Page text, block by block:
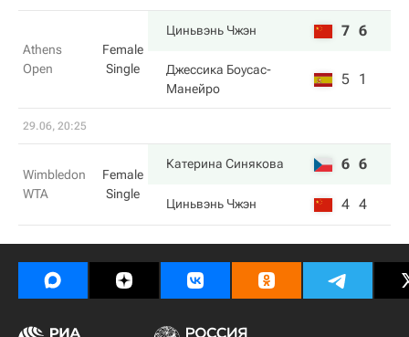
Athens
Open
Female
Single
Циньвэнь Чжэн 7 6
Джессика Боусас-
Манейро
5 1
29.06, 20:25
Wimbledon
WTA
Female
Single
Катерина Синякова 6 6
Циньвэнь Чжэн 4 4